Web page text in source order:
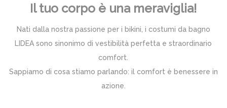
Il tuo corpo è una meraviglia!
Nati dalla nostra passione per i bikini, i costumi da bagno
LIDEA sono sinonimo di vestibilità perfetta e straordinario
comfort.
Sappiamo di cosa stiamo parlando: il comfort è benessere in
azione.